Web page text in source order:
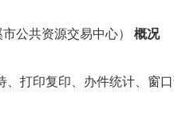
公共资源交易中心） 概况
打印复印、办件统计、窗